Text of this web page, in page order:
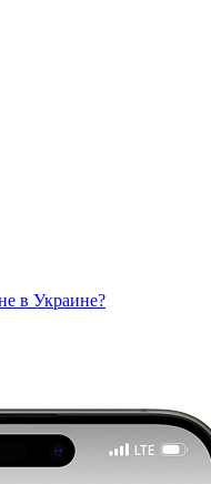
в Украине?